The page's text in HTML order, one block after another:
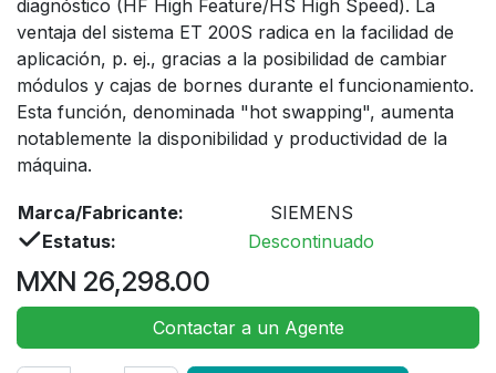
diagnóstico (HF High Feature/HS High Speed). La
ventaja del sistema ET 200S radica en la facilidad de
aplicación, p. ej., gracias a la posibilidad de cambiar
módulos y cajas de bornes durante el funcionamiento.
Esta función, denominada "hot swapping", aumenta
notablemente la disponibilidad y productividad de la
máquina.
Marca/Fabricante:
SIEMENS
Estatus:
Descontinuado
MXN 26,298.00
Contactar a un Agente